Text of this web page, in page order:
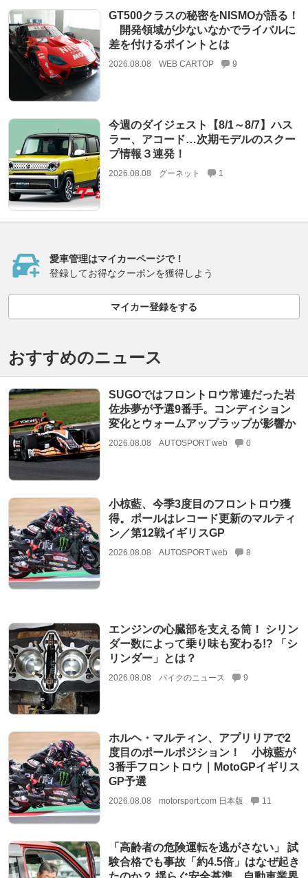
GT500クラスの秘密をNISMOが語る！
開発領域が少ないなかでライバルに
差を付けるポイントとは
2026.08.08 WEB CARTOP 9
今週のダイジェスト【8/1～8/7】ハス
ラー、アコード…次期モデルのスクー
プ情報３連発！
2026.08.08 グーネット 1
愛車管理はマイカーページで！
登録してお得なクーポンを獲得しよう
マイカー登録をする
おすすめのニュース
SUGOではフロントロウ常連だった岩
佐歩夢が予選9番手。コンディション
変化とウォームアップラップが影響か
2026.08.08 AUTOSPORT web 0
小椋藍、今季3度目のフロントロウ獲
得。ポールはレコード更新のマルティ
ン／第12戦イギリスGP
2026.08.08 AUTOSPORT web 8
エンジンの心臓部を支える筒！ シリン
ダー数によって乗り味も変わる!? 「シ
リンダー」とは？
2026.08.08 バイクのニュース 9
ホルヘ・マルティン、アプリリアで2
度目のポールポジション！ 小椋藍が
3番手フロントロウ｜MotoGPイギリス
GP予選
2026.08.08 motorsport.com 日本版 11
「高齢者の危険運転を逃がさない」 試
験合格でも事故「約4.5倍」はなぜ起き